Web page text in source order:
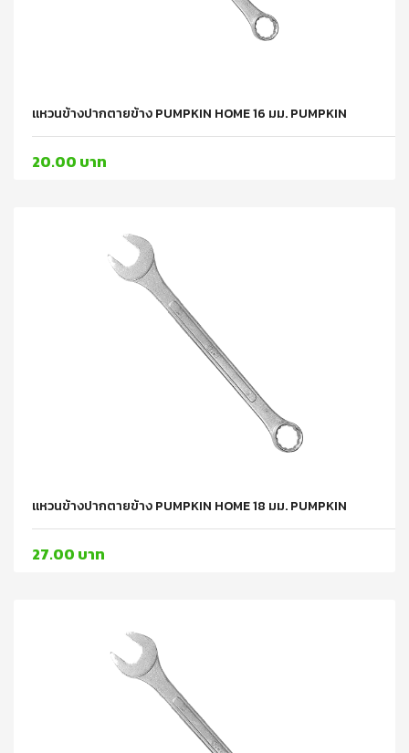
แหวนข้างปากตายข้าง PUMPKIN HOME 16 มม. PUMPKIN
20.00 บาท
แหวนข้างปากตายข้าง PUMPKIN HOME 18 มม. PUMPKIN
27.00 บาท